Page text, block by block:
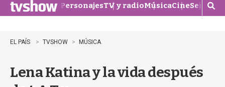
n
u
PersonajesTV y radioMúsicaCineSeries
M
o
EL PAÍS TVSHOW MÚSICA
Lena Katina y la vida después